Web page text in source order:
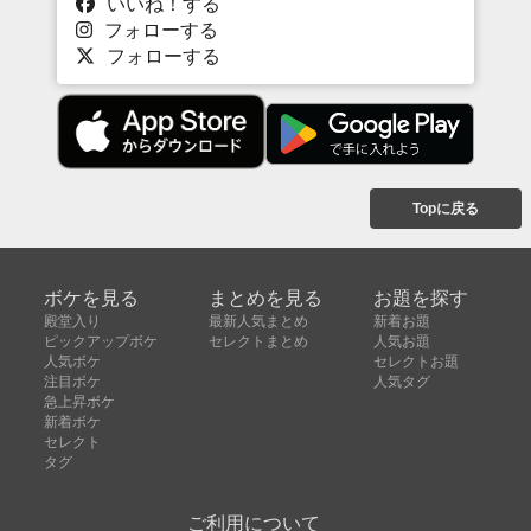
フォローする
フォローする
Topに戻る
ボケを見る
殿堂入り
ピックアップボケ
人気ボケ
注目ボケ
急上昇ボケ
新着ボケ
セレクト
タグ
まとめを見る
最新人気まとめ
セレクトまとめ
お題を探す
新着お題
人気お題
セレクトお題
人気タグ
ご利用について